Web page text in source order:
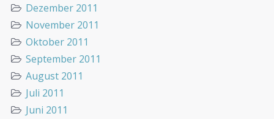
Dezember 2011
November 2011
Oktober 2011
September 2011
August 2011
Juli 2011
Juni 2011